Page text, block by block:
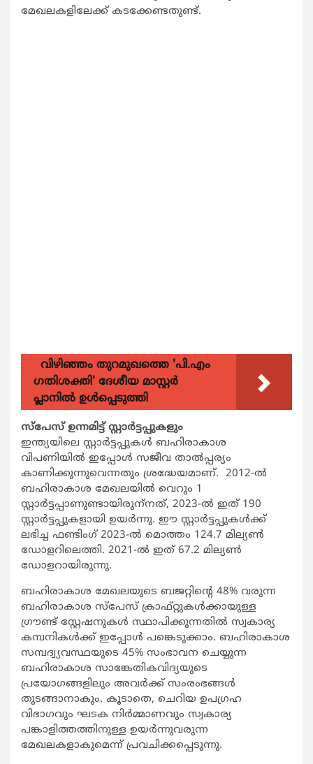
മേഖലകളിലേക്ക് കടക്കേണ്ടതുണ്ട്.
വിഴിഞ്ഞം തുറമുഖത്തെ 'പി.എം
ഗതിശക്തി' ദേശീയ മാസ്റ്റർ
പ്ലാനിൽ ഉൾപ്പെടുത്തി
സ്‌പേസ് ഉന്നമിട്ട് സ്റ്റാര്‍ട്ടപ്പുകളും
ഇന്ത്യയിലെ സ്റ്റാര്‍ട്ടപ്പുകള്‍ ബഹിരാകാശ
വിപണിയില്‍ ഇപ്പോള്‍ സജീവ താല്‍പ്പര്യം
കാണിക്കുന്നുവെന്നതും ശ്രദ്ധേയമാണ്. 2012-ല്‍
ബഹിരാകാശ മേഖലയില്‍ വെറും 1
സ്റ്റാര്‍ട്ടപ്പാണുണ്ടായിരുന്നത്, 2023-ല്‍ ഇത് 190
സ്റ്റാര്‍ട്ടപ്പുകളായി ഉയര്‍ന്നു. ഈ സ്റ്റാര്‍ട്ടപ്പുകള്‍ക്ക്
ലഭിച്ച ഫണ്ടിംഗ് 2023-ല്‍ മൊത്തം 124.7 മില്യണ്‍
ഡോളറിലെത്തി. 2021-ല്‍ ഇത് 67.2 മില്യണ്‍
ഡോളറായിരുന്നു.
ബഹിരാകാശ മേഖലയുടെ ബജറ്റിന്റെ 48% വരുന്ന
ബഹിരാകാശ സ്‌പേസ് ക്രാഫ്റ്റുകള്‍ക്കായുള്ള
ഗ്രൗണ്ട് സ്റ്റേഷനുകള്‍ സ്ഥാപിക്കുന്നതില്‍ സ്വകാര്യ
കമ്പനികള്‍ക്ക് ഇപ്പോള്‍ പങ്കെടുക്കാം. ബഹിരാകാശ
സമ്പദ്വ്യവസ്ഥയുടെ 45% സംഭാവന ചെയ്യുന്ന
ബഹിരാകാശ സാങ്കേതികവിദ്യയുടെ
പ്രയോഗങ്ങളിലും അവര്‍ക്ക് സംരംഭങ്ങള്‍
തുടങ്ങാനാകും. കൂടാതെ, ചെറിയ ഉപഗ്രഹ
വിഭാഗവും ഘടക നിര്‍മ്മാണവും സ്വകാര്യ
പങ്കാളിത്തത്തിനുള്ള ഉയര്‍ന്നുവരുന്ന
മേഖലകളാകുമെന്ന് പ്രവചിക്കപ്പെടുന്നു.